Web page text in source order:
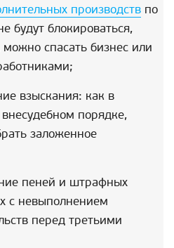
производств по
будут блокироваться,
спасать бизнес или
взыскания: как в
порядке,
заложенное
пеней и штрафных
с невыполнением
перед третьими